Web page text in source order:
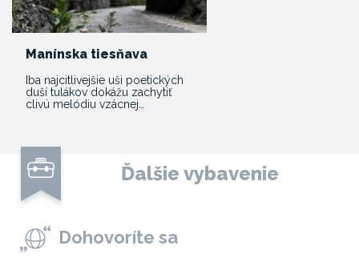
Manínska tiesňava
Iba najcitlivejšie uši poetických
duší tulákov dokážu zachytiť
clivú melódiu vzácnej…
Ďalšie vybavenie
Dohovoríte sa